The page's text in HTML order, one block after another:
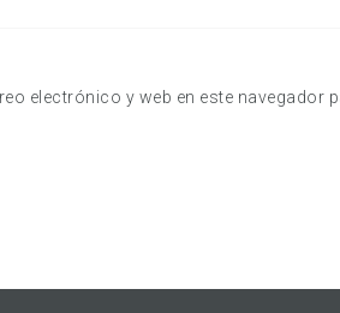
electrónico y web en este navegador